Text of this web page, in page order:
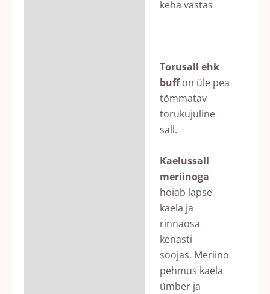
keha vastas
Torusall ehk
buffon üle pea
tõmmatav
torukujuline
sall.
Kaelussall
meriinoga
hoiab lapse
kaela ja
rinnaosa
kenasti
soojas. Meriino
pehmus kaela
ümber ja